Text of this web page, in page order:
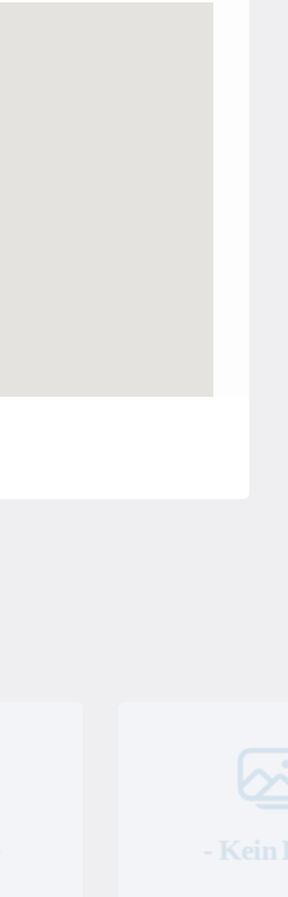
- Kein